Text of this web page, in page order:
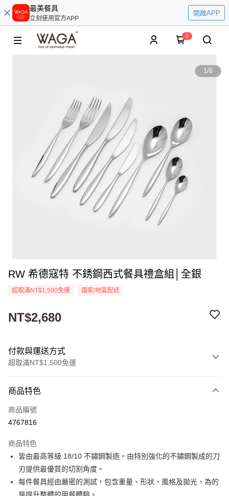
最美餐具
立刻使用官方APP
開啟APP
0
1/6
RW 希德寇特 不銹鋼西式餐具禮盒組│全銀
超取滿NT$1,500免運 國家/地區配送
NT$2,680
付款與運送方式
超取滿NT$1,500免運
信用卡一次付款
超商取貨付款
街口支付
悠遊付
AFTEE先享後付
商品特色
商品編號
4767816
商品特色
皆由最高等級 18/10 不鏽鋼製造。由特別強化的不鏽鋼製成的刀
刃提供最優質的切割角度。
每件餐具經由嚴密的測試，包含重量、形狀、風格及拋光，為的